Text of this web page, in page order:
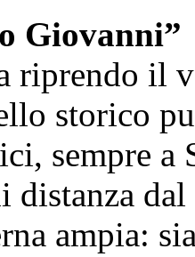
Giovanni”
riprendo il
storico
sempre a
distanza
ampia: